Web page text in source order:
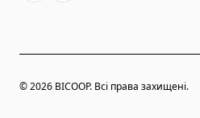
© 2026 BICOOP. Всі права захищені.